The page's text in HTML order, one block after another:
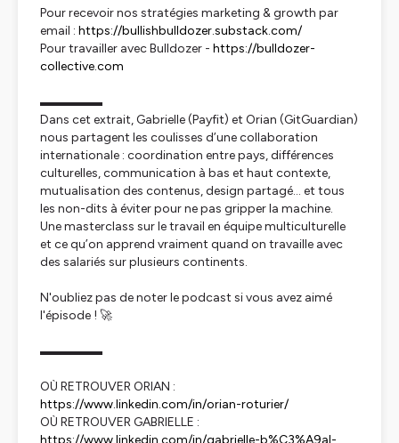
Pour recevoir nos stratégies marketing & growth par
email : https://bullishbulldozer.substack.com/
Pour travailler avec Bulldozer - https://bulldozer-
collective.com
▬▬▬▬▬
Dans cet extrait, Gabrielle (Payfit) et Orian (GitGuardian)
nous partagent les coulisses d’une collaboration
internationale : coordination entre pays, différences
culturelles, communication à bas et haut contexte,
mutualisation des contenus, design partagé… et tous
les non-dits à éviter pour ne pas gripper la machine.
Une masterclass sur le travail en équipe multiculturelle
et ce qu’on apprend vraiment quand on travaille avec
des salariés sur plusieurs continents.
N'oubliez pas de noter le podcast si vous avez aimé
l'épisode ! 🚀
▬▬▬▬▬
OÙ RETROUVER ORIAN :
https://www.linkedin.com/in/orian-roturier/
OÙ RETROUVER GABRIELLE :
https://www.linkedin.com/in/gabrielle-b%C3%A9al-